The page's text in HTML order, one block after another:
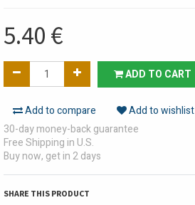
5.40 €
ADD TO CART
Add to compare
Add to wishlist
30-day money-back guarantee
Free Shipping in U.S.
Buy now, get in 2 days
SHARE THIS PRODUCT